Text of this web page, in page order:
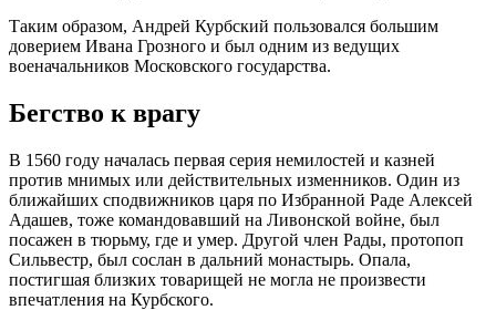
Таким образом, Андрей Курбский пользовался большим
доверием Ивана Грозного и был одним из ведущих
военачальников Московского государства.
Бегство к врагу
В 1560 году началась первая серия немилостей и казней
против мнимых или действительных изменников. Один из
ближайших сподвижников царя по Избранной Раде Алексей
Адашев, тоже командовавший на Ливонской войне, был
посажен в тюрьму, где и умер. Другой член Рады, протопоп
Сильвестр, был сослан в дальний монастырь. Опала,
постигшая близких товарищей не могла не произвести
впечатления на Курбского.